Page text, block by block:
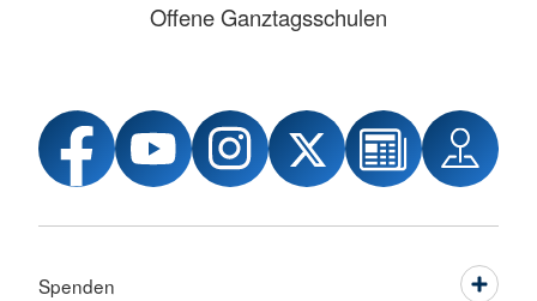
Offene Ganztagsschulen
Spenden